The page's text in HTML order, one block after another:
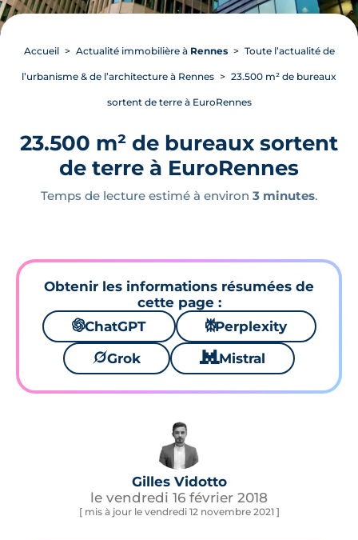
Accueil Actualité immobilière à Rennes Toute l’actualité de
l’urbanisme & de l’architecture à Rennes 23.500 m² de bureaux
sortent de terre à EuroRennes
23.500 m² de bureaux sortent
de terre à EuroRennes
Temps de lecture estimé à environ 3 minutes.
Obtenir les informations résumées de
cette page :
🌌ChatGPT ⚙Perplexity
🪐Grok 🐱 Mistral
Gilles Vidotto
le vendredi 16 février 2018
[ mis à jour le vendredi 12 novembre 2021 ]